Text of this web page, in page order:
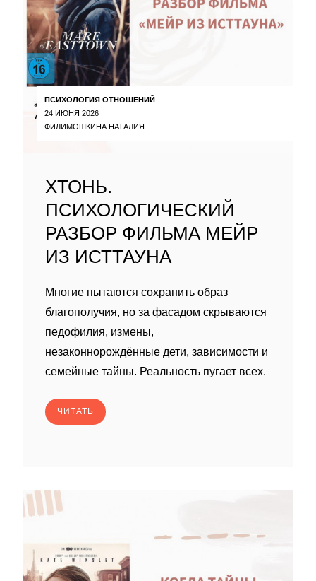
ПСИХОЛОГИЯ ОТНОШЕНИЙ
24 ИЮНЯ 2026
ФИЛИМОШКИНА НАТАЛИЯ
ХТОНЬ.
ПСИХОЛОГИЧЕСКИЙ
РАЗБОР ФИЛЬМА МЕЙР
ИЗ ИСТТАУНА
Многие пытаются сохранить образ
благополучия, но за фасадом скрываются
педофилия, измены,
незаконнорождённые дети, зависимости и
семейные тайны. Реальность пугает всех.
ЧИТАТЬ